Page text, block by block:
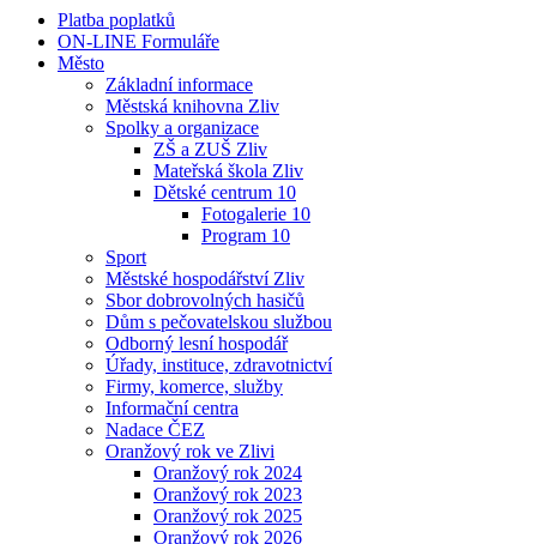
Platba poplatků
ON-LINE Formuláře
Město
Základní informace
Městská knihovna Zliv
Spolky a organizace
ZŠ a ZUŠ Zliv
Mateřská škola Zliv
Dětské centrum 10
Fotogalerie 10
Program 10
Sport
Městské hospodářství Zliv
Sbor dobrovolných hasičů
Dům s pečovatelskou službou
Odborný lesní hospodář
Úřady, instituce, zdravotnictví
Firmy, komerce, služby
Informační centra
Nadace ČEZ
Oranžový rok ve Zlivi
Oranžový rok 2024
Oranžový rok 2023
Oranžový rok 2025
Oranžový rok 2026